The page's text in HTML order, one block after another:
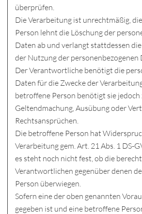
überprüfen.
Die Verarbeitung ist unrechtmäßig,
Person lehnt die Löschung der
Daten ab und verlangt stattdessen
der Nutzung der personenbezogenen
Der Verantwortliche benötigt die
Daten für die Zwecke der
betroffene Person benötigt sie jedoch
Geltendmachung, Ausübung oder
Rechtsansprüchen.
Die betroffene Person hat
Verarbeitung gem. Art. 21 Abs. 1 DS-
es steht noch nicht fest, ob die
Verantwortlichen gegenüber denen
Person überwiegen.
Sofern eine der oben genannten
gegeben ist und eine betroffene